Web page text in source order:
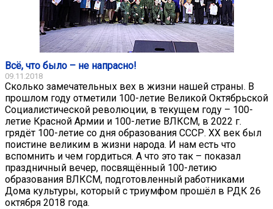
Всё, что было – не напрасно!
09.11.2018
Сколько замечательных вех в жизни нашей страны. В
прошлом году отметили 100-летие Великой Октябрьской
Социалистической революции, в текущем году – 100-
летие Красной Армии и 100-летие ВЛКСМ, в 2022 г.
грядёт 100-летие со дня образования СССР. XX век был
поистине великим в жизни народа. И нам есть что
вспомнить и чем гордиться. А что это так – показал
праздничный вечер, посвящённый 100-летию
образования ВЛКСМ, подготовленный работниками
Дома культуры, который с триумфом прошёл в РДК 26
октября 2018 года.